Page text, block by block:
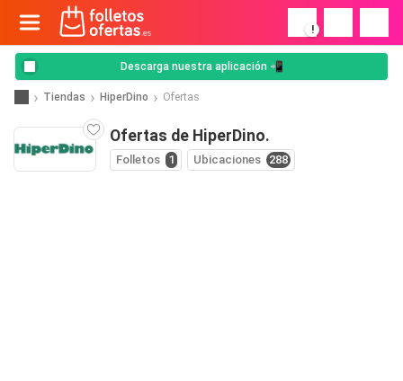
!
Descarga nuestra aplicación 📲
Tiendas HiperDino Ofertas
Ofertas de HiperDino.
Folletos 1 Ubicaciones 288